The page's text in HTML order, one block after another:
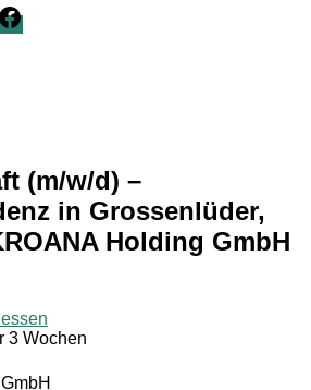
(m/w/d) –
in Grossenlüder,
Holding GmbH
3 Wochen